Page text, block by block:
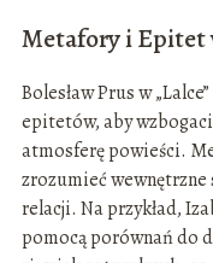
Metafory i Epitet
Bolesław Prus w
epitetów, aby
atmosferę powieści.
zrozumieć wewnętrzne
relacji. Na przykład,
pomocą porównań do